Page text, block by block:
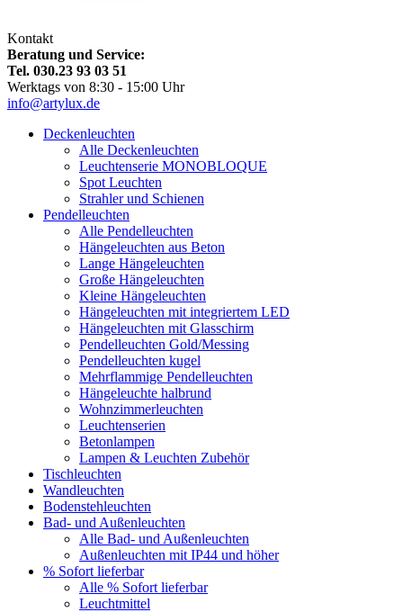
Kontakt
Beratung und Service:
Tel. 030.23 93 03 51
Werktags von 8:30 - 15:00 Uhr
info@artylux.de
Deckenleuchten
Alle Deckenleuchten
Leuchtenserie MONOBLOQUE
Spot Leuchten
Strahler und Schienen
Pendelleuchten
Alle Pendelleuchten
Hängeleuchten aus Beton
Lange Hängeleuchten
Große Hängeleuchten
Kleine Hängeleuchten
Hängeleuchten mit integriertem LED
Hängeleuchten mit Glasschirm
Pendelleuchten Gold/Messing
Pendelleuchten kugel
Mehrflammige Pendelleuchten
Hängeleuchte halbrund
Wohnzimmerleuchten
Leuchtenserien
Betonlampen
Lampen & Leuchten Zubehör
Tischleuchten
Wandleuchten
Bodenstehleuchten
Bad- und Außenleuchten
Alle Bad- und Außenleuchten
Außenleuchten mit IP44 und höher
% Sofort lieferbar
Alle % Sofort lieferbar
Leuchtmittel